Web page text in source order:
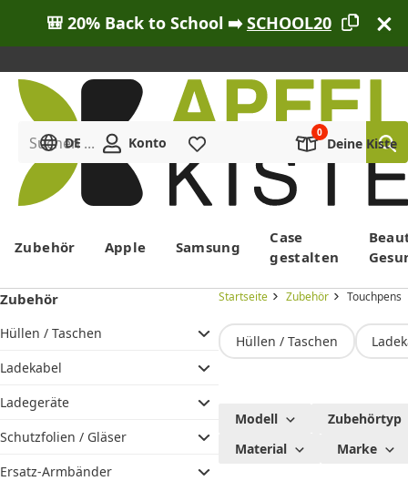
🎒 20% Back to School ➡️SCHOOL20
Menü
Suchen ...
DE Konto Deine Kiste
Zubehör Apple Samsung
Case
gestalten
Zubehör
Hüllen / Taschen
Ladekabel
Ladegeräte
Schutzfolien / Gläser
Ersatz-Armbänder
Startseite Zubehör Touchpens
Hüllen / Taschen
Touchpens
Smartphone
Modell
Zubehörtyp
Material
Marke